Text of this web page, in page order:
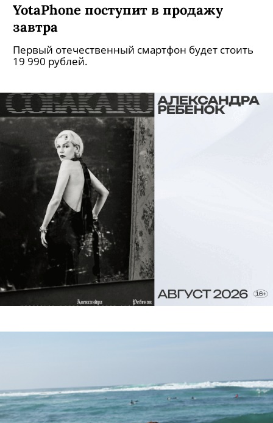
YotaPhone поступит в продажу
завтра
Первый отечественный смартфон будет стоить
19 990 рублей.